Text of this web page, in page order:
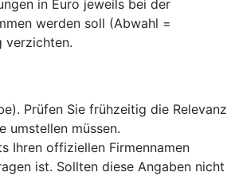
in Euro jeweils bei der
werden soll (Abwahl =
verzichten.
Prüfen Sie frühzeitig die Relevanz
umstellen müssen.
Ihren offiziellen Firmennamen
ist. Sollten diese Angaben nicht